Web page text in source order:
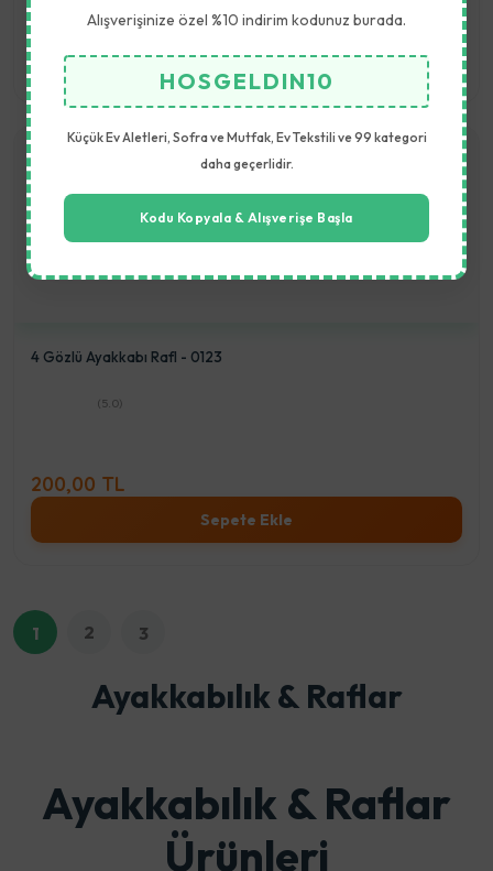
250,00 TL
Sepete Ekle
4 Gözlü Ayakkabı RafI - 0123
(5.0)
200,00 TL
Sepete Ekle
1 2 3
Ayakkabılık & Raflar
Ayakkabılık & Raflar
Ürünleri
Alışverişinize özel %10 indirim kodunuz burada.
HOSGELDIN10
Küçük Ev Aletleri, Sofra ve Mutfak, Ev Tekstili ve 99 kategori
daha geçerlidir.
Kodu Kopyala & Alışverişe Başla